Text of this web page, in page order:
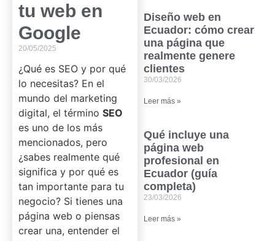
tu web en
Google
20/05/2025
¿Qué es SEO y por qué
lo necesitas? En el
mundo del marketing
digital, el término SEO
es uno de los más
mencionados, pero
¿sabes realmente qué
significa y por qué es
tan importante para tu
negocio? Si tienes una
página web o piensas
crear una, entender el
Diseño web en
Ecuador: cómo crear
una página que
realmente genere
clientes
30/03/2026
Leer más »
Qué incluye una
página web
profesional en
Ecuador (guía
completa)
23/03/2026
Leer más »